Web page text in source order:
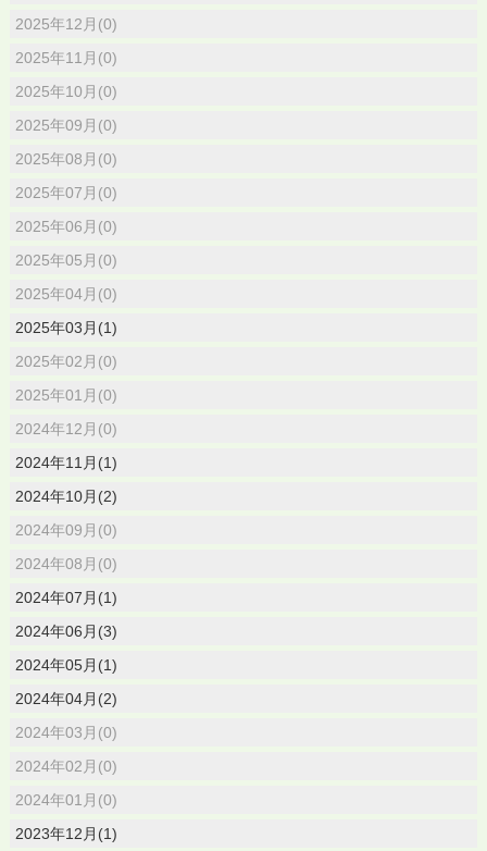
2025年12月(0)
2025年11月(0)
2025年10月(0)
2025年09月(0)
2025年08月(0)
2025年07月(0)
2025年06月(0)
2025年05月(0)
2025年04月(0)
2025年03月(1)
2025年02月(0)
2025年01月(0)
2024年12月(0)
2024年11月(1)
2024年10月(2)
2024年09月(0)
2024年08月(0)
2024年07月(1)
2024年06月(3)
2024年05月(1)
2024年04月(2)
2024年03月(0)
2024年02月(0)
2024年01月(0)
2023年12月(1)